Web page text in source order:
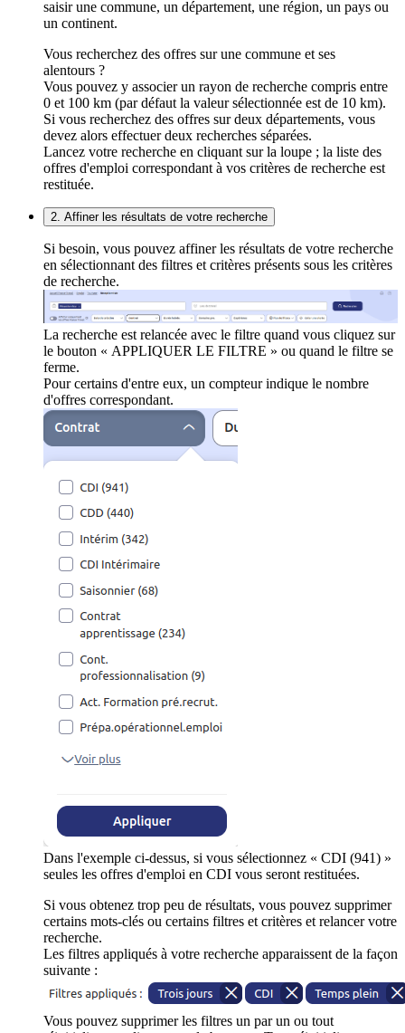
saisir une commune, un département, une région, un pays ou
un continent.
Vous recherchez des offres sur une commune et ses
alentours ?
Vous pouvez y associer un rayon de recherche compris entre
0 et 100 km (par défaut la valeur sélectionnée est de 10 km).
Si vous recherchez des offres sur deux départements, vous
devez alors effectuer deux recherches séparées.
Lancez votre recherche en cliquant sur la loupe ; la liste des
offres d'emploi correspondant à vos critères de recherche est
restituée.
2. Affiner les résultats de votre recherche
Si besoin, vous pouvez affiner les résultats de votre recherche
en sélectionnant des filtres et critères présents sous les critères
de recherche.
La recherche est relancée avec le filtre quand vous cliquez sur
le bouton « APPLIQUER LE FILTRE » ou quand le filtre se
ferme.
Pour certains d'entre eux, un compteur indique le nombre
d'offres correspondant.
Dans l'exemple ci-dessus, si vous sélectionnez « CDI (941) »
seules les offres d'emploi en CDI vous seront restituées.
Si vous obtenez trop peu de résultats, vous pouvez supprimer
certains mots-clés ou certains filtres et critères et relancer votre
recherche.
Les filtres appliqués à votre recherche apparaissent de la façon
suivante :
Vous pouvez supprimer les filtres un par un ou tout